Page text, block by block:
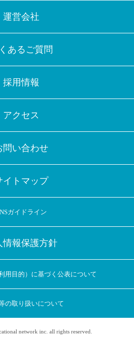
替えてみませんか
運営会社
あるご質問
採用情報
アクセス
問い合わせ
イトマップ
ガイドライン
情報保護方針
用目的）に基づく公表について
の取り扱いについて
network inc. all rights reserved.